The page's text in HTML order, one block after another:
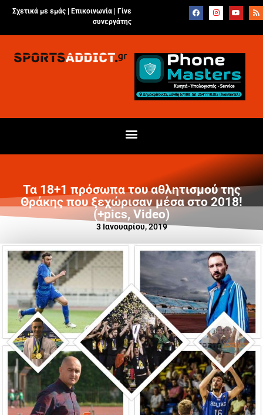
Σχετικά με εμάς | Επικοινωνία
Γίνε
συνεργάτης
Τα 18+1 πρόσωπα του αθλητισμού της
Θράκης που ξεχώρισαν μέσα στο 2018!
(+pics, Video)
3 Ιανουαρίου, 2019